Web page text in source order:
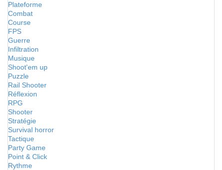
Plateforme
Combat
Course
FPS
Guerre
Infiltration
Musique
Shoot'em up
Puzzle
Rail Shooter
Réflexion
RPG
Shooter
Stratégie
Survival horror
Tactique
Party Game
Point & Click
Rythme